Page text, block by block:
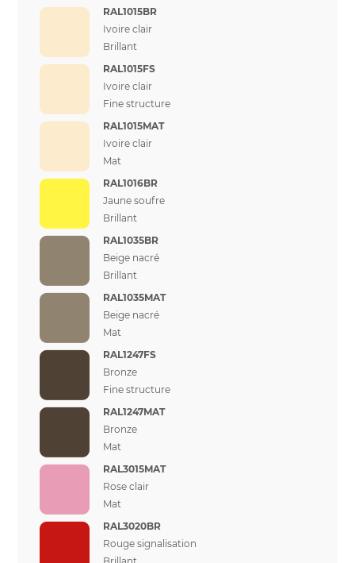
RAL1015BR
Ivoire clair
Brillant
RAL1015FS
Ivoire clair
Fine structure
RAL1015MAT
Ivoire clair
Mat
RAL1016BR
Jaune soufre
Brillant
RAL1035BR
Beige nacré
Brillant
RAL1035MAT
Beige nacré
Mat
RAL1247FS
Bronze
Fine structure
RAL1247MAT
Bronze
Mat
RAL3015MAT
Rose clair
Mat
RAL3020BR
Rouge signalisation